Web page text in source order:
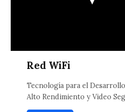
Red WiFi
Tecnología para el
Alto Rendimiento y Video